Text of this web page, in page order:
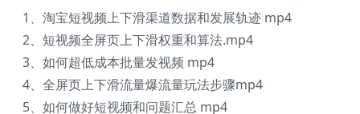
❅
❅
❅
❅
1、淘宝短视频上下滑渠道数据和发展轨迹 mp4
2、短视频全屏页上下滑权重和算法.mp4
3、如何超低成本批量发视频 mp4
4、全屏页上下滑流量爆流量玩法步骤mp4
5、如何做好短视频和问题汇总 mp4